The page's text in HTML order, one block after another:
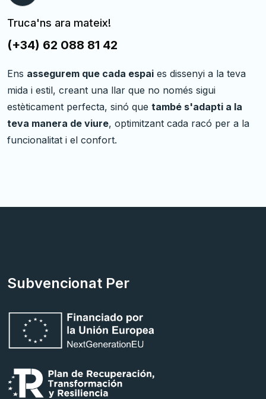
Truca'ns ara mateix!
(+34) 62 088 81 42
Ens assegurem que cada espai es dissenyi a la teva
mida i estil, creant una llar que no només sigui
estèticament perfecta, sinó que també s'adapti a la
teva manera de viure, optimitzant cada racó per a la
funcionalitat i el confort.
Subvencionat Per